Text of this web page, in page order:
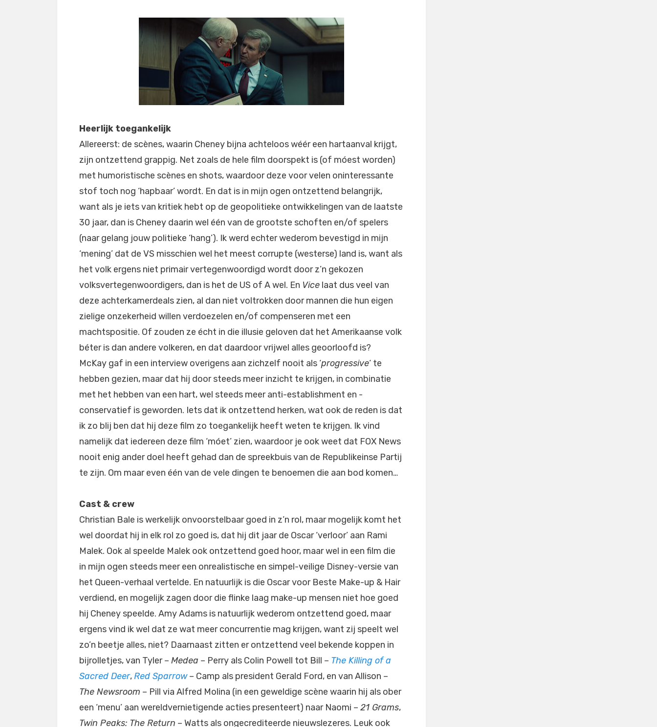
Heerlijk toegankelijk
Allereerst: de scènes, waarin Cheney bijna achteloos wéér een hartaanval krijgt,
zijn ontzettend grappig. Net zoals de hele film doorspekt is (of móest worden)
met humoristische scènes en shots, waardoor deze voor velen oninteressante
stof toch nog ‘hapbaar’ wordt. En dat is in mijn ogen ontzettend belangrijk,
want als je iets van kritiek hebt op de geopolitieke ontwikkelingen van de laatste
30 jaar, dan is Cheney daarin wel één van de grootste schoften en/of spelers
(naar gelang jouw politieke ‘hang’). Ik werd echter wederom bevestigd in mijn
‘mening’ dat de VS misschien wel het meest corrupte (westerse) land is, want als
het volk ergens niet primair vertegenwoordigd wordt door z’n gekozen
volksvertegenwoordigers, dan is het de US of A wel. En Vice laat dus veel van
deze achterkamerdeals zien, al dan niet voltrokken door mannen die hun eigen
zielige onzekerheid willen verdoezelen en/of compenseren met een
machtspositie. Of zouden ze écht in die illusie geloven dat het Amerikaanse volk
béter is dan andere volkeren, en dat daardoor vrijwel alles geoorloofd is?
McKay gaf in een interview overigens aan zichzelf nooit als ‘progressive‘ te
hebben gezien, maar dat hij door steeds meer inzicht te krijgen, in combinatie
met het hebben van een hart, wel steeds meer anti-establishment en -
conservatief is geworden. Iets dat ik ontzettend herken, wat ook de reden is dat
ik zo blij ben dat hij deze film zo toegankelijk heeft weten te krijgen. Ik vind
namelijk dat iedereen deze film ‘móet’ zien, waardoor je ook weet dat FOX News
nooit enig ander doel heeft gehad dan de spreekbuis van de Republikeinse Partij
te zijn. Om maar even één van de vele dingen te benoemen die aan bod komen…
Cast & crew
Christian Bale is werkelijk onvoorstelbaar goed in z’n rol, maar mogelijk komt het
wel doordat hij in elk rol zo goed is, dat hij dit jaar de Oscar ‘verloor’ aan Rami
Malek. Ook al speelde Malek ook ontzettend goed hoor, maar wel in een film die
in mijn ogen steeds meer een onrealistische en simpel-veilige Disney-versie van
het Queen-verhaal vertelde. En natuurlijk is die Oscar voor Beste Make-up & Hair
verdiend, en mogelijk zagen door die flinke laag make-up mensen niet hoe goed
hij Cheney speelde. Amy Adams is natuurlijk wederom ontzettend goed, maar
ergens vind ik wel dat ze wat meer concurrentie mag krijgen, want zij speelt wel
zo’n beetje alles, niet? Daarnaast zitten er ontzettend veel bekende koppen in
bijrolletjes, van Tyler – Medea – Perry als Colin Powell tot Bill – The Killing of a
Sacred Deer,Red Sparrow– Camp als president Gerald Ford, en van Allison –
The Newsroom – Pill via Alfred Molina (in een geweldige scène waarin hij als ober
een ‘menu’ aan wereldvernietigende acties presenteert) naar Naomi – 21 Grams,
Twin Peaks: The Return – Watts als ongecrediteerde nieuwslezeres. Leuk ook